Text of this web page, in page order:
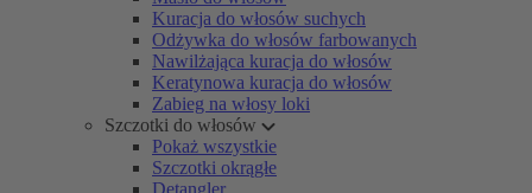
Kuracja do włosów suchych
Odżywka do włosów farbowanych
Nawilżająca kuracja do włosów
Keratynowa kuracja do włosów
Zabieg na włosy loki
Szczotki do włosów
Pokaż wszystkie
Szczotki okrągłe
Detangler